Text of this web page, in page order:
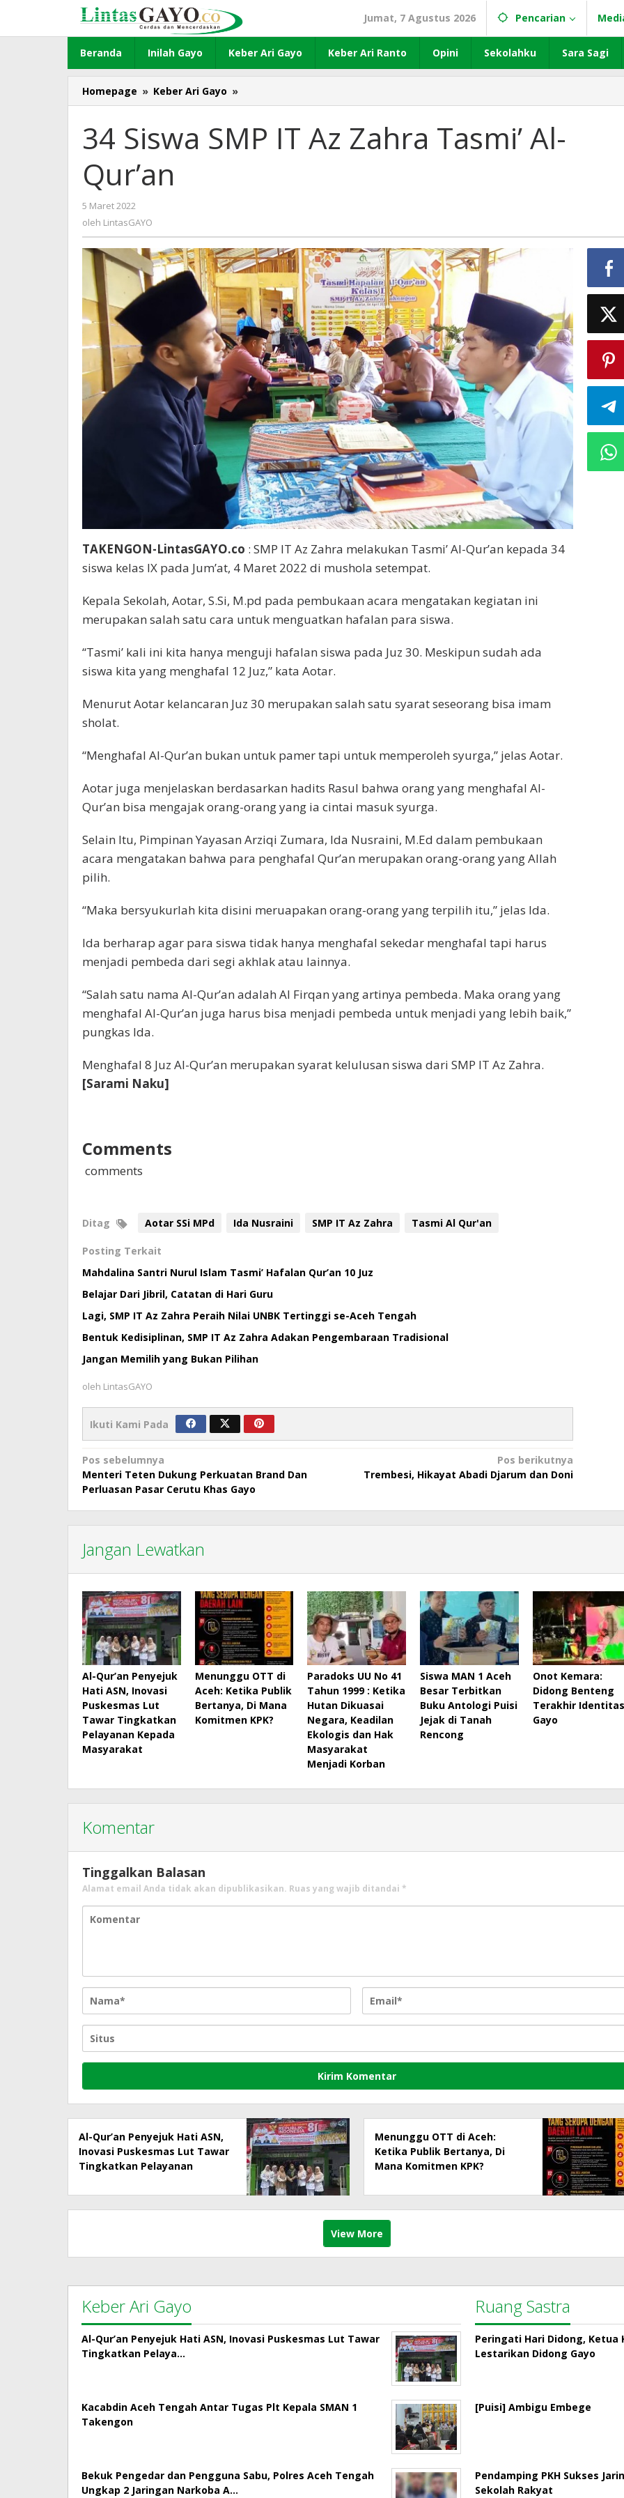
konten
Jumat, 7 Agustus 2026 Pencarian
Beranda Inilah Gayo Keber Ari Gayo Keber Ari Ranto Opini Sekolahku Sara Sagi
Homepage » Keber Ari Gayo »
Siswa
IT
Az
34 Siswa SMP IT Az Zahra Tasmi’ Al-
Qur’an
5 Maret 2022
LintasGAYO
oleh LintasGAYO
TAKENGON-LintasGAYO.co : SMP IT Az Zahra melakukan Tasmi’ Al-Qur’an kepada 34
siswa kelas IX pada Jum’at, 4 Maret 2022 di mushola setempat.
Kepala Sekolah, Aotar, S.Si, M.pd pada pembukaan acara mengatakan kegiatan ini
merupakan salah satu cara untuk menguatkan hafalan para siswa.
“Tasmi’ kali ini kita hanya menguji hafalan siswa pada Juz 30. Meskipun sudah ada
siswa kita yang menghafal 12 Juz,” kata Aotar.
Menurut Aotar kelancaran Juz 30 merupakan salah satu syarat seseorang bisa imam
sholat.
“Menghafal Al-Qur’an bukan untuk pamer tapi untuk memperoleh syurga,” jelas Aotar.
Aotar juga menjelaskan berdasarkan hadits Rasul bahwa orang yang menghafal Al-
Qur’an bisa mengajak orang-orang yang ia cintai masuk syurga.
Selain Itu, Pimpinan Yayasan Arziqi Zumara, Ida Nusraini, M.Ed dalam pembukaan
acara mengatakan bahwa para penghafal Qur’an merupakan orang-orang yang Allah
pilih.
“Maka bersyukurlah kita disini meruapakan orang-orang yang terpilih itu,” jelas Ida.
Ida berharap agar para siswa tidak hanya menghafal sekedar menghafal tapi harus
menjadi pembeda dari segi akhlak atau lainnya.
“Salah satu nama Al-Qur’an adalah Al Firqan yang artinya pembeda. Maka orang yang
menghafal Al-Qur’an juga harus bisa menjadi pembeda untuk menjadi yang lebih baik,”
pungkas Ida.
Menghafal 8 Juz Al-Qur’an merupakan syarat kelulusan siswa dari SMP IT Az Zahra.
[Sarami Naku]
Comments
comments
Ditag Aotar SSi MPd Ida Nusraini SMP IT Az Zahra Tasmi Al Qur'an
Posting Terkait
Mahdalina Santri Nurul Islam Tasmi’ Hafalan Qur’an 10 Juz
Belajar Dari Jibril, Catatan di Hari Guru
Lagi, SMP IT Az Zahra Peraih Nilai UNBK Tertinggi se-Aceh Tengah
Bentuk Kedisiplinan, SMP IT Az Zahra Adakan Pengembaraan Tradisional
Jangan Memilih yang Bukan Pilihan
oleh LintasGAYO
Ikuti Kami Pada
Navigasi
pos
Pos sebelumnya
Menteri Teten Dukung Perkuatan Brand Dan
Perluasan Pasar Cerutu Khas Gayo
Pos berikutnya
Trembesi, Hikayat Abadi Djarum dan Doni
Jangan Lewatkan
Al-Qur’an Penyejuk
Hati ASN, Inovasi
Puskesmas Lut
Tawar Tingkatkan
Pelayanan Kepada
Masyarakat
Menunggu OTT di
Aceh: Ketika Publik
Bertanya, Di Mana
Komitmen KPK?
Paradoks UU No 41
Tahun 1999 : Ketika
Hutan Dikuasai
Negara, Keadilan
Ekologis dan Hak
Masyarakat
Menjadi Korban
Siswa MAN 1 Aceh
Besar Terbitkan
Buku Antologi Puisi
Jejak di Tanah
Rencong
Onot Kemara:
Didong Benteng
Terakhir Identitas
Gayo
Komentar
Tinggalkan Balasan
Alamat email Anda tidak akan dipublikasikan. Ruas yang wajib ditandai *
Al-Qur’an Penyejuk Hati ASN,
Inovasi Puskesmas Lut Tawar
Tingkatkan Pelayanan
Menunggu OTT di Aceh:
Ketika Publik Bertanya, Di
Mana Komitmen KPK?
View More
Keber Ari Gayo
Al-Qur’an Penyejuk Hati ASN, Inovasi Puskesmas Lut Tawar
Tingkatkan Pelaya…
Kacabdin Aceh Tengah Antar Tugas Plt Kepala SMAN 1
Takengon
Bekuk Pengedar dan Pengguna Sabu, Polres Aceh Tengah
Ungkap 2 Jaringan Narkoba A…
Ruang Sastra
Peringati Hari Didong, Ketua
Lestarikan Didong Gayo
[Puisi] Ambigu Embege
Pendamping PKH Sukses
Sekolah Rakyat